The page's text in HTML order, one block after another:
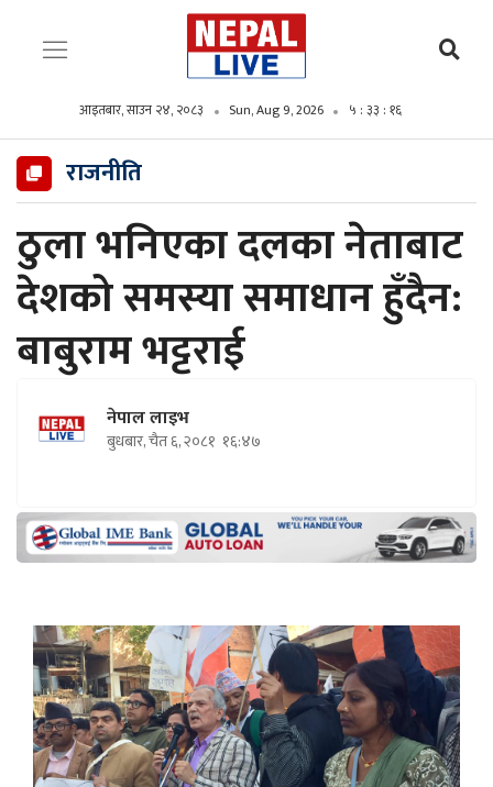
आइतबार, साउन २४, २०८३ Sun, Aug 9, 2026 ५ : ३३ : १७
राजनीति
ठुला भनिएका दलका नेताबाट
देशको समस्या समाधान हुँदैन:
बाबुराम भट्टराई
नेपाल लाइभ
बुधबार, चैत ६, २०८१ १६:४७